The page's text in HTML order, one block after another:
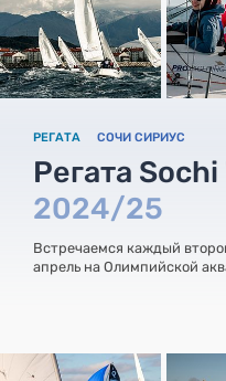
РЕГАТА СОЧИ СИРИУС
Регата
2024/25
Встречаемся каждый
апрель на Олимпийской